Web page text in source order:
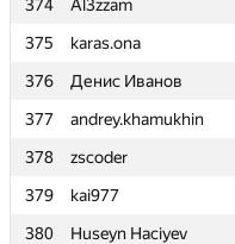
374
Al3zzam
375
karas.ona
376
Денис Иванов
377
andrey.khamukhin
378
zscoder
379
kai977
380
Huseyn Haciyev
374
Al3zzam
375
karas.ona
376
Денис Иванов
377
andrey.khamukhin
378
zscoder
379
kai977
380
Huseyn Haciyev